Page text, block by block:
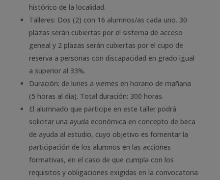
histórico de la localidad.
Talleres: Dos (2) con 16 alumnos/as cada uno. 30
plazas serán cubiertas por el sistema de acceso
geneal y 2 plazas serán cubiertas por el cupo de
reserva a personas con discapacidad en grado igual
a superior al 33%.
Duración: de lunes a viernes en horario de mañana
(5 horas al día). Total duración: 300 horas.
El alumnado que participe en este taller podrá
solicitar una ayuda económica en concepto de beca
de ayuda al estudio, cuyo objetivo es fomentar la
participación de los alumnos en las acciones
formativas, en el caso de que cumpla con los
requisitos y obligaciones exigidas en la convocatoria